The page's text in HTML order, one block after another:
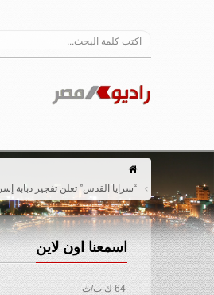
“سرايا القدس” تعلن تفجير دبابة
اسمعنا اون لاين
64 ك ب/ث